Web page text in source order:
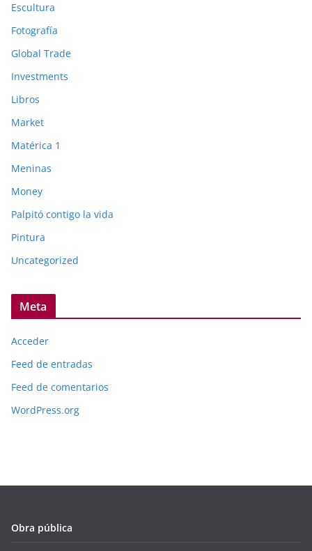
Escultura
Fotografía
Global Trade
Investments
Libros
Market
Matérica 1
Meninas
Money
Palpitó contigo la vida
Pintura
Uncategorized
Meta
Acceder
Feed de entradas
Feed de comentarios
WordPress.org
Obra pública